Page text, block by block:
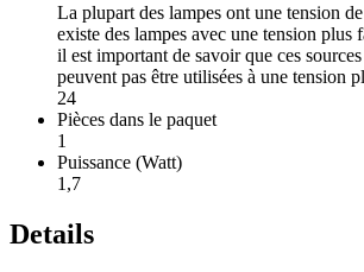
La plupart des lampes ont une tension
existe des lampes avec une tension plus
il est important de savoir que ces
peuvent pas être utilisées à une tension
24
Pièces dans le paquet
1
Puissance (Watt)
1,7
Details